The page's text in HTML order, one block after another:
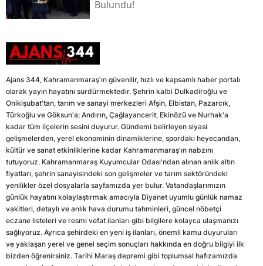
Bulundu!
Ajans 344, Kahramanmaraş'ın güvenilir, hızlı ve kapsamlı haber portalı
olarak yayın hayatını sürdürmektedir. Şehrin kalbi Dulkadiroğlu ve
Onikişubat'tan, tarım ve sanayi merkezleri Afşin, Elbistan, Pazarcık,
Türkoğlu ve Göksun'a; Andırın, Çağlayancerit, Ekinözü ve Nurhak'a
kadar tüm ilçelerin sesini duyurur. Gündemi belirleyen siyasi
gelişmelerden, yerel ekonominin dinamiklerine, spordaki heyecandan,
kültür ve sanat etkinliklerine kadar Kahramanmaraş'ın nabzını
tutuyoruz. Kahramanmaraş Kuyumcular Odası'ndan alınan anlık altın
fiyatları, şehrin sanayisindeki son gelişmeler ve tarım sektöründeki
yenilikler özel dosyalarla sayfamızda yer bulur. Vatandaşlarımızın
günlük hayatını kolaylaştırmak amacıyla Diyanet uyumlu günlük namaz
vakitleri, detaylı ve anlık hava durumu tahminleri, güncel nöbetçi
eczane listeleri ve resmi vefat ilanları gibi bilgilere kolayca ulaşmanızı
sağlıyoruz. Ayrıca şehirdeki en yeni iş ilanları, önemli kamu duyuruları
ve yaklaşan yerel ve genel seçim sonuçları hakkında en doğru bilgiyi ilk
bizden öğrenirsiniz. Tarihi Maraş depremi gibi toplumsal hafızamızda